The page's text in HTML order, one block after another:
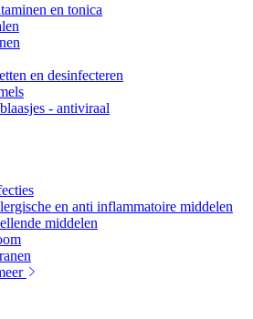
en tonica
en desinfecteren
- antiviraal
en anti inflammatoire middelen
middelen